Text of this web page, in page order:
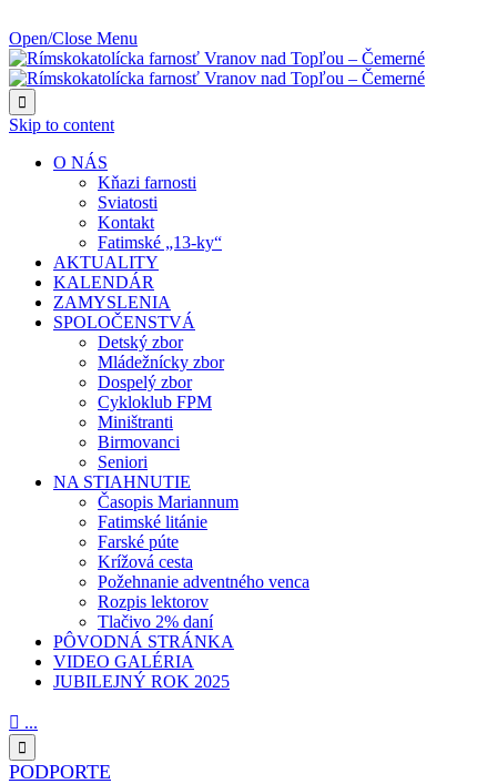
Open/Close Menu

Skip to content
O NÁS
Kňazi farnosti
Sviatosti
Kontakt
Fatimské „13-ky“
AKTUALITY
KALENDÁR
ZAMYSLENIA
SPOLOČENSTVÁ
Detský zbor
Mládežnícky zbor
Dospelý zbor
Cykloklub FPM
Miništranti
Birmovanci
Seniori
NA STIAHNUTIE
Časopis Mariannum
Fatimské litánie
Farské púte
Krížová cesta
Požehnanie adventného venca
Rozpis lektorov
Tlačivo 2% daní
PÔVODNÁ STRÁNKA
VIDEO GALÉRIA
JUBILEJNÝ ROK 2025
 ...

PODPORTE